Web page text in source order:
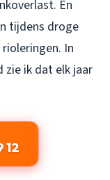
En
tijdens droge
In
zie ik dat elk jaar
12